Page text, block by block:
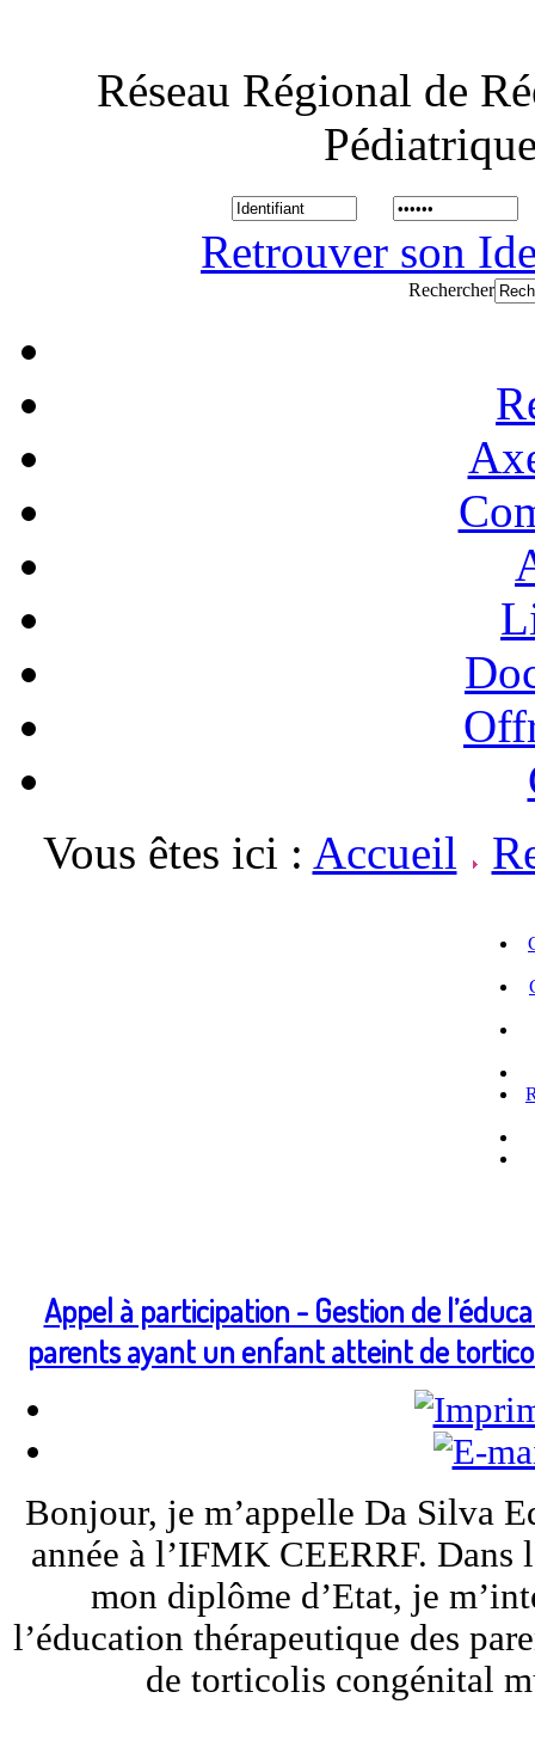
Réseau Régional de
Retrouver son
Rechercher
Vous êtes ici : Accueil
Appel à participation - Gestion de
parents ayant un enfant atteint de
Bonjour, je m’appelle Da Silva
année à l’IFMK CEERRF. Dans
mon diplôme d’Etat, je
l’éducation thérapeutique des
de torticolis congénital